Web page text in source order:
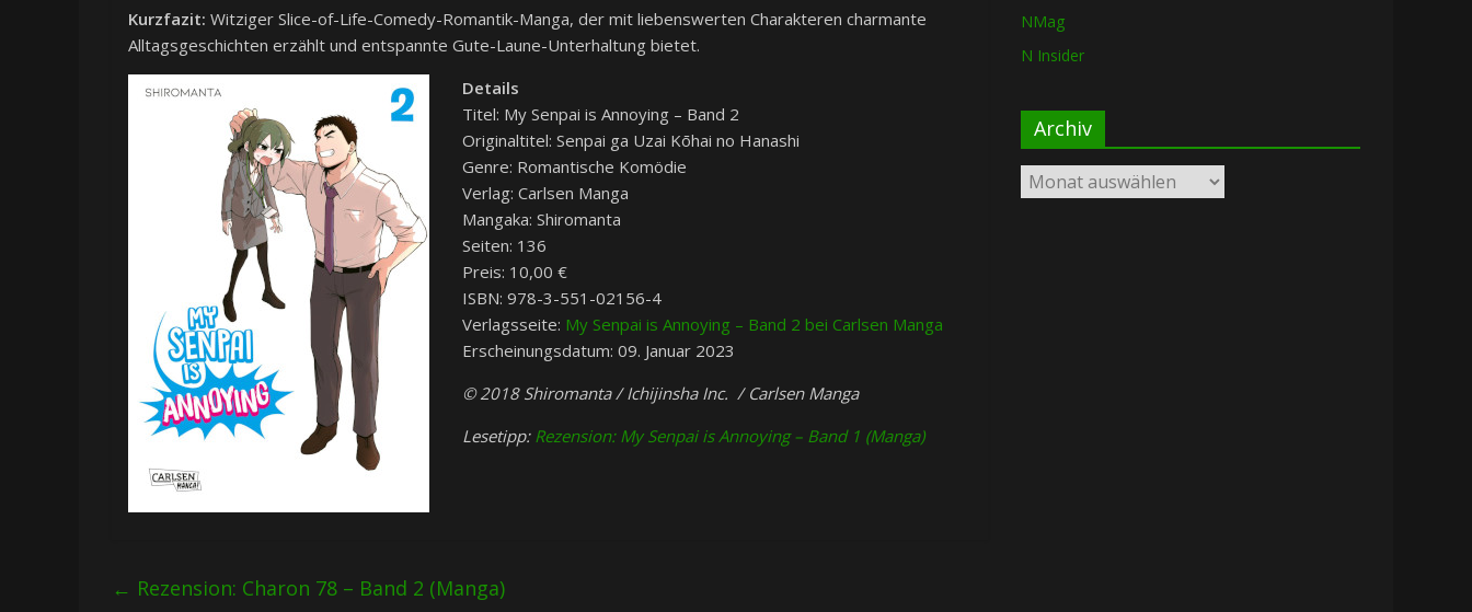
Kurzfazit: Witziger Slice-of-Life-Comedy-Romantik-Manga, der mit liebenswerten Charakteren charmante
Alltagsgeschichten erzählt und entspannte Gute-Laune-Unterhaltung bietet.
Details
Titel: My Senpai is Annoying – Band 2
Originaltitel: Senpai ga Uzai Kōhai no Hanashi
Genre: Romantische Komödie
Verlag: Carlsen Manga
Mangaka: Shiromanta
Seiten: 136
Preis: 10,00 €
ISBN: 978-3-551-02156-4
Verlagsseite: My Senpai is Annoying – Band 2 bei Carlsen Manga
Erscheinungsdatum: 09. Januar 2023
© 2018 Shiromanta / Ichijinsha Inc. / Carlsen Manga
Lesetipp: Rezension: My Senpai is Annoying – Band 1 (Manga)
← Rezension: Charon 78 – Band 2 (Manga)
NMag
N Insider
Archiv
Archiv